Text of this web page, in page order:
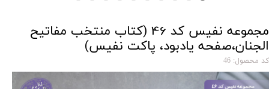
مجموعه نفیس کد 46 (کتاب منتخب مفاتیح
الجنان،صفحه یادبود، پاکت نفیس)
کد محصول: 46